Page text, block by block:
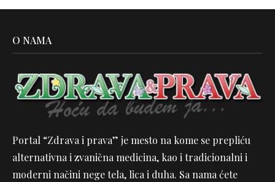
O NAMA
Portal “Zdrava i prava” je mesto na kome se prepliću
alternativna i zvanična medicina, kao i tradicionalni i
moderni načini nege tela, lica i duha. Sa nama ćete